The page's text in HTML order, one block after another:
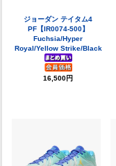
ジョーダン テイタム4
PF【IR0074-500】
Fuchsia/Hyper
Royal/Yellow Strike/Black
16,500円